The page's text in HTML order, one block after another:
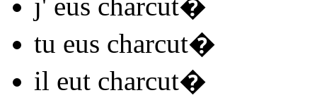
j' eus charcut�
tu eus charcut�
il eut charcut�